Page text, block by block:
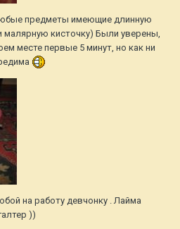
предметы имеющие длинную
малярную кисточку) Были уверены,
месте первые 5 минут, но как ни
на работу девчонку . Лайма
))